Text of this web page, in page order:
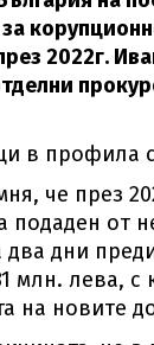
2022г.
в профила
че през
подаден от
два дни
млн. лева,
на новите